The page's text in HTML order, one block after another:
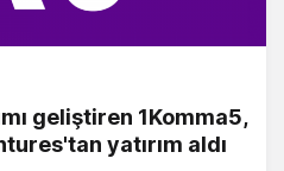
geliştiren 1Komma5,
yatırım aldı